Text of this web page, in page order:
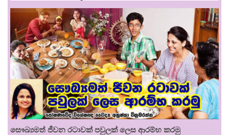
සෞඛ්‍යමත් ජීවන රටාවක් පවුලක් ලෙස ආරම්භ කරමු